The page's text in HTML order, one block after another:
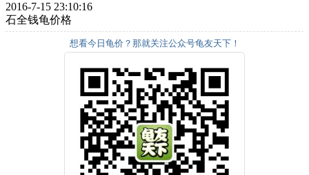
2016-7-15 23:10:16
石全钱龟价格
想看今日龟价？那就关注公众号龟友天下！